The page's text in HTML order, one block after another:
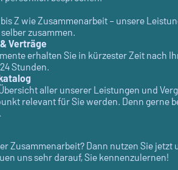
Z wie Zusammenarbeit – unsere
zusammen.
Verträge
erhalten Sie in kürzester Zeit nach
Stunden.
aller unserer Leistungen und
relevant für Sie werden. Denn gerne
Zusammenarbeit? Dann nutzen Sie jetzt
uns sehr darauf, Sie kennenzulernen!